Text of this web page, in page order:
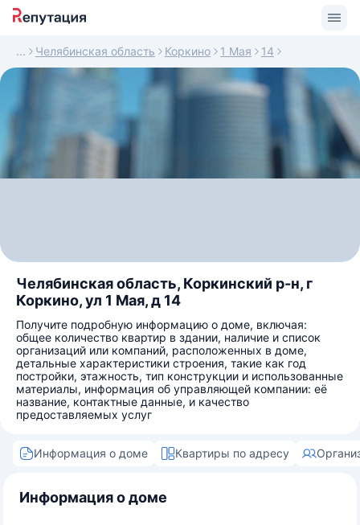
Челябинская область Коркино 1 Мая 14
Челябинская область, Коркинский р-н, г
Коркино, ул 1 Мая, д 14
Получите подробную информацию о доме, включая:
общее количество квартир в здании, наличие и список
организаций или компаний, расположенных в доме,
детальные характеристики строения, такие как год
постройки, этажность, тип конструкции и использованные
материалы, информация об управляющей компании: её
название, контактные данные, и качество
предоставляемых услуг
Информация о доме Квартиры по адресу
Информация о доме